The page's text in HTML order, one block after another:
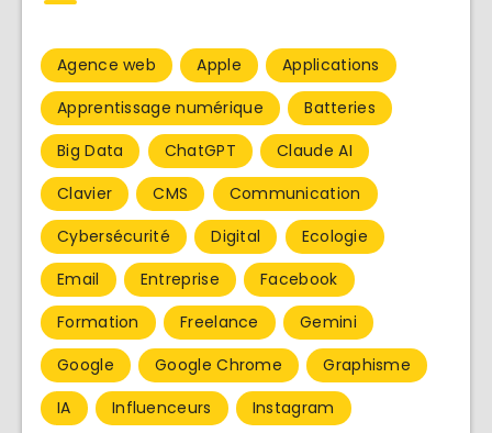
Agence web Apple
Applications
Apprentissage numérique
Batteries
Big Data
ChatGPT
Claude AI
Clavier
CMS
Communication
Cybersécurité
Digital
Ecologie
Email
Entreprise
Facebook
Formation
Freelance
Gemini
Google
Google Chrome
Graphisme
IA
Influenceurs
Instagram